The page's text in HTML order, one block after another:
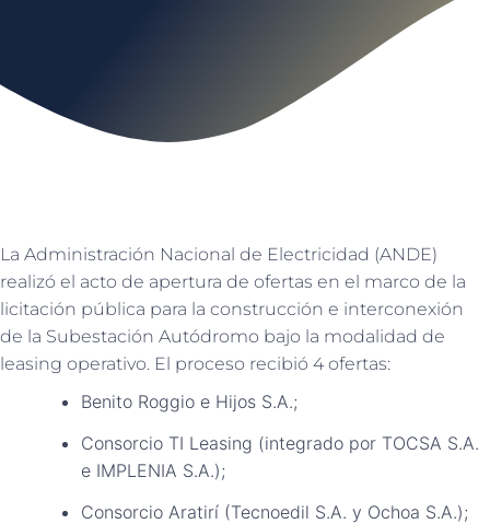
La Administración Nacional de Electricidad (ANDE)
realizó el acto de apertura de ofertas en el marco de la
licitación pública para la construcción e interconexión
de la Subestación Autódromo bajo la modalidad de
leasing operativo. El proceso recibió 4 ofertas:
Benito Roggio e Hijos S.A.;
Consorcio TI Leasing (integrado por TOCSA S.A.
e IMPLENIA S.A.);
Consorcio Aratirí (Tecnoedil S.A. y Ochoa S.A.);